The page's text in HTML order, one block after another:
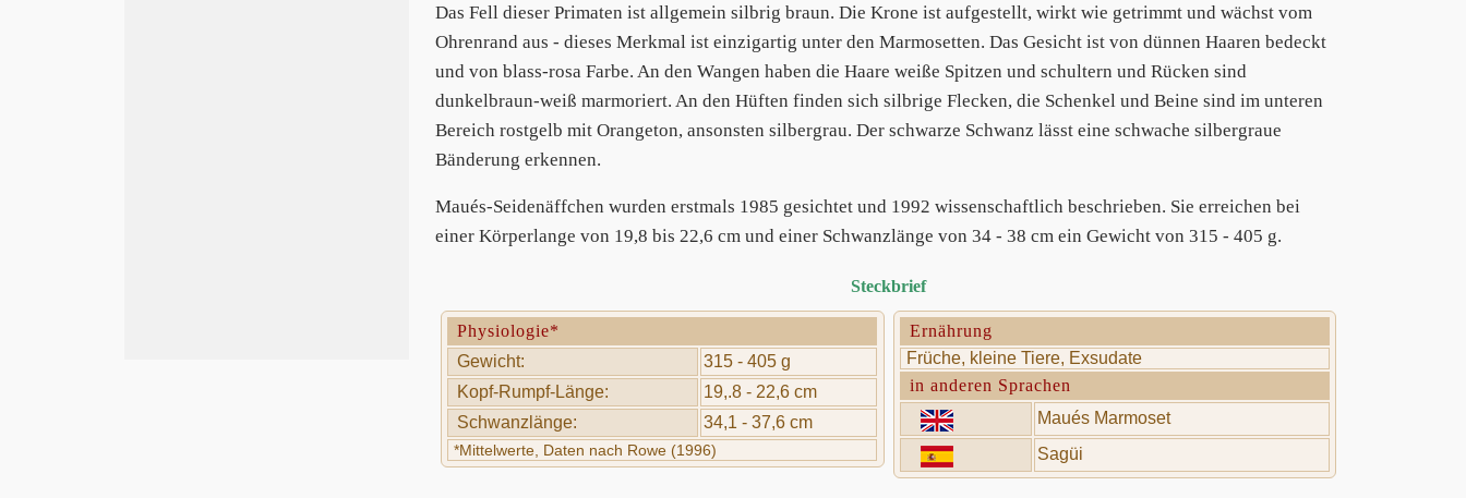
Das Fell dieser Primaten ist allgemein silbrig braun. Die Krone ist aufgestellt, wirkt wie getrimmt und wächst vom
Ohrenrand aus - dieses Merkmal ist einzigartig unter den Marmosetten. Das Gesicht ist von dünnen Haaren bedeckt
und von blass-rosa Farbe. An den Wangen haben die Haare weiße Spitzen und schultern und Rücken sind
dunkelbraun-weiß marmoriert. An den Hüften finden sich silbrige Flecken, die Schenkel und Beine sind im unteren
Bereich rostgelb mit Orangeton, ansonsten silbergrau. Der schwarze Schwanz lässt eine schwache silbergraue
Bänderung erkennen.
Maués-Seidenäffchen wurden erstmals 1985 gesichtet und 1992 wissenschaftlich beschrieben. Sie erreichen bei
einer Körperlange von 19,8 bis 22,6 cm und einer Schwanzlänge von 34 - 38 cm ein Gewicht von 315 - 405 g.
Steckbrief
Physiologie*
Gewicht:
315 - 405 g
Kopf-Rumpf-Länge:
19,.8 - 22,6 cm
Schwanzlänge:
34,1 - 37,6 cm
*Mittelwerte, Daten nach Rowe (1996)
Ernährung
Früche, kleine Tiere, Exsudate
in anderen Sprachen
Maués Marmoset
Sagüi